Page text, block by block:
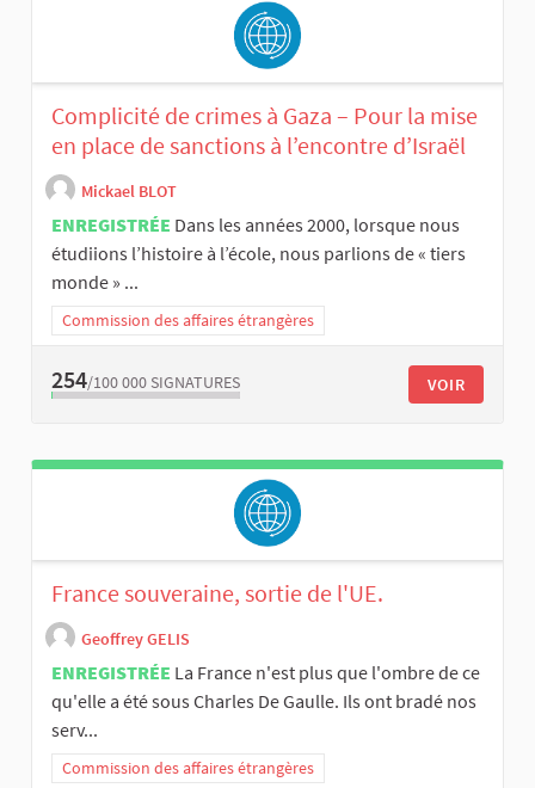
Complicité de crimes à Gaza – Pour la mise
en place de sanctions à l’encontre d’Israël
Mickael BLOT
ENREGISTRÉE Dans les années 2000, lorsque nous
étudiions l’histoire à l’école, nous parlions de « tiers
monde » ...
Commission des affaires étrangères
254/100 000 SIGNATURES VOIR
France souveraine, sortie de l'UE.
Geoffrey GELIS
ENREGISTRÉE La France n'est plus que l'ombre de ce
qu'elle a été sous Charles De Gaulle. Ils ont bradé nos
serv...
Commission des affaires étrangères